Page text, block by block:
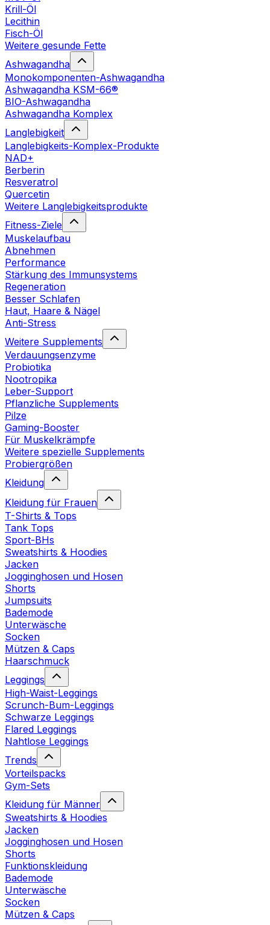
Krill-Öl
Lecithin
Fisch-Öl
Weitere gesunde Fette
Ashwagandha
Monokomponenten-Ashwagandha
Ashwagandha KSM-66®
BIO-Ashwagandha
Ashwagandha Komplex
Langlebigkeit
Langlebigkeits-Komplex-Produkte
NAD+
Berberin
Resveratrol
Quercetin
Weitere Langlebigkeitsprodukte
Fitness-Ziele
Muskelaufbau
Abnehmen
Performance
Stärkung des Immunsystems
Regeneration
Besser Schlafen
Haut, Haare & Nägel
Anti-Stress
Weitere Supplements
Verdauungsenzyme
Probiotika
Nootropika
Leber-Support
Pflanzliche Supplements
Pilze
Gaming-Booster
Für Muskelkrämpfe
Weitere spezielle Supplements
Probiergrößen
Kleidung
Kleidung für Frauen
T-Shirts & Tops
Tank Tops
Sport-BHs
Sweatshirts & Hoodies
Jacken
Jogginghosen und Hosen
Shorts
Jumpsuits
Bademode
Unterwäsche
Socken
Mützen & Caps
Haarschmuck
Leggings
High-Waist-Leggings
Scrunch-Bum-Leggings
Schwarze Leggings
Flared Leggings
Nahtlose Leggings
Trends
Vorteilspacks
Gym-Sets
Kleidung für Männer
Sweatshirts & Hoodies
Jacken
Jogginghosen und Hosen
Shorts
Funktionskleidung
Bademode
Unterwäsche
Socken
Mützen & Caps